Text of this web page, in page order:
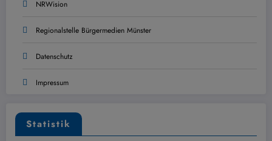
NRWision
Regionalstelle Bürgermedien Münster
Datenschutz
Impressum
Statistik